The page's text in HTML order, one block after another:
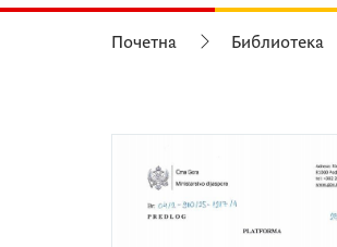
Почетна Библиотека